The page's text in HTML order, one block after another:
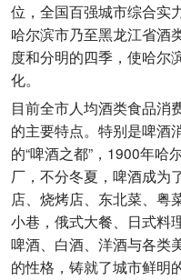
位，全国百强城市综合实
哈尔滨市乃至黑龙江省酒
度和分明的四季，使哈尔
化。
目前全市人均酒类食品消
的主要特点。特别是啤酒
的“啤酒之都”，1900年哈
厂，不分冬夏，啤酒成为
店、烧烤店、东北菜、粤
小巷，俄式大餐、日式料
啤酒、白酒、洋酒与各类
的性格，铸就了城市鲜明